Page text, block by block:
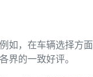
如，在车辆选择方
界的一致好评。